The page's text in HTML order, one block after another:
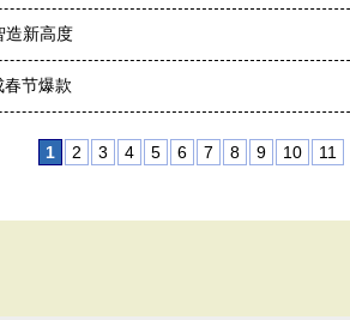
造新高度
节爆款
1 2 3 4 5 6 7 8 9 10 11